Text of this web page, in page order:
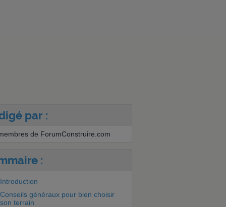
par :
de ForumConstruire.com
:
Introduction
Conseils généraux pour bien choisir
son terrain